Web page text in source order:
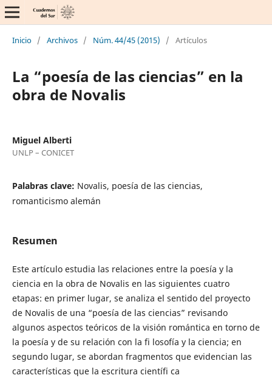
Inicio / Archivos / Núm. 44/45 (2015) / Artículos
La “poesía de las ciencias” en la
obra de Novalis
Miguel Alberti
UNLP – CONICET
Palabras clave: Novalis, poesía de las ciencias,
romanticismo alemán
Resumen
Este artículo estudia las relaciones entre la poesía y la
ciencia en la obra de Novalis en las siguientes cuatro
etapas: en primer lugar, se analiza el sentido del proyecto
de Novalis de una “poesía de las ciencias” revisando
algunos aspectos teóricos de la visión romántica en torno de
la poesía y de su relación con la fi losofía y la ciencia; en
segundo lugar, se abordan fragmentos que evidencian las
características que la escritura científi ca